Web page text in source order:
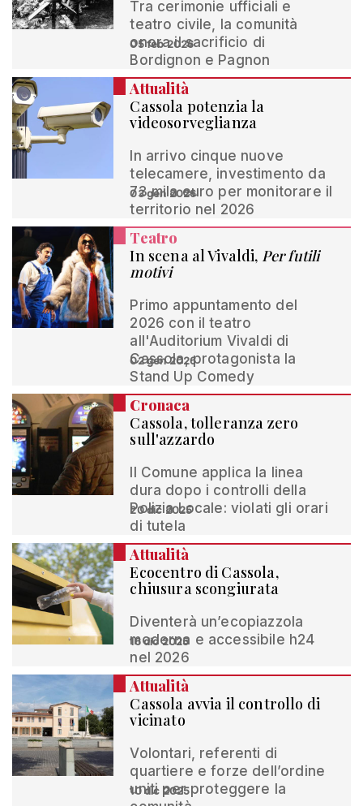
Tra cerimonie ufficiali e
teatro civile, la comunità
onora il sacrificio di
Bordignon e Pagnon
05 feb 2026
Attualità
Cassola potenzia la
videosorveglianza
In arrivo cinque nuove
telecamere, investimento da
73 mila euro per monitorare il
territorio nel 2026
03 gen 2026
Teatro
In scena al Vivaldi, Per futili
motivi
Primo appuntamento del
2026 con il teatro
all'Auditorium Vivaldi di
Cassola, protagonista la
Stand Up Comedy
02 gen 2026
Cronaca
Cassola, tolleranza zero
sull'azzardo
Il Comune applica la linea
dura dopo i controlli della
Polizia Locale: violati gli orari
di tutela
20 dic 2025
Attualità
Ecocentro di Cassola,
chiusura scongiurata
Diventerà un’ecopiazzola
moderna e accessibile h24
nel 2026
16 dic 2025
Attualità
Cassola avvia il controllo di
vicinato
Volontari, referenti di
quartiere e forze dell’ordine
uniti per proteggere la
10 dic 2025